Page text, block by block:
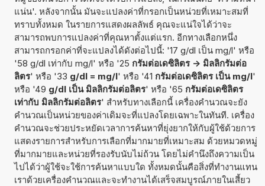
แน่น'. หลังจากนั้น มันจะแปลงค่าที่กรอกเป็นหน่วยที่เหมาะสมที่
ทราบทั้งหมด ในรายการแสดงผลลัพธ์ คุณจะแน่ใจได้ว่าจะ
สามารถพบการแปลงค่าที่คุณหาตั้งแต่แรก. อีกทางเลือกหนึ่ง
สามารถกรอกค่าที่จะแปลงได้ดังต่อไปนี้: '17 g/dl เป็น mg/l' หรือ
'58 g/dl เท่ากับ mg/l' หรือ '25 กรัมต่อเดซิลิตร -> มิลลิกรัมต่อ
ลิตร' หรือ '33 g/dl = mg/l' หรือ '41 กรัมต่อเดซิลิตร เป็น mg/l'
หรือ '49 g/dl เป็น มิลลิกรัมต่อลิตร' หรือ '65 กรัมต่อเดซิลิตร
เท่ากับ มิลลิกรัมต่อลิตร' สำหรับทางเลือกนี้ เครื่องคำนวณจะยัง
คำนวณเป็นหน่วยของค่าเดิมจะที่แปลงโดยเฉพาะในทันที. เครื่อง
คำนวณจะช่วยประหยัดเวลาการค้นหาที่ยุ่งยากให้กับผู้ใช้ด้วยการ
แสดงรายการสำหรับการเลือกที่มากมายที่เหมาะสม ด้วยหมวดหมู่
ที่มากมายและหน่วยที่รองรับนับไม่ถ้วน โดยไม่คำนึงถึงความเป็น
ไปได้ว่าผู้ใช้จะใช้การค้นหาแบบใด ทั้งหมดนั้นคือสิ่งที่ทำงานแทน
เราด้วยเครื่องคำนวณและจะทำงานได้เสร็จสมบูรณ์ภายในเสี้ยว